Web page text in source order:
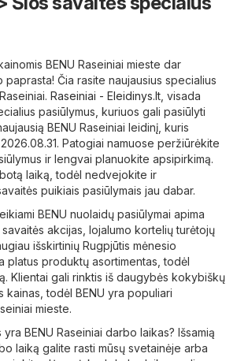
BENU Raseiniai mieste dar
Čia rasite naujausius specialius
Raseiniai - Eleidinys.lt , visada
pasiūlymus, kuriuos gali pasiūlyti
BENU Raseiniai leidinį, kuris
Patogiai namuose peržiūrėkite
ir lengvai planuokite apsipirkimą.
laiką, todėl nedvejokite ir
puikiais pasiūlymais jau dabar.
BENU nuolaidų pasiūlymai apima
akcijas, lojalumo kortelių turėtojų
išskirtinių Rugpjūtis mėnesio
platus produktų asortimentas, todėl
Klientai gali rinktis iš daugybės kokybiškų
kainas, todėl BENU yra populiari
mieste.
BENU Raseiniai darbo laikas? Išsamią
laiką galite rasti mūsų svetainėje arba